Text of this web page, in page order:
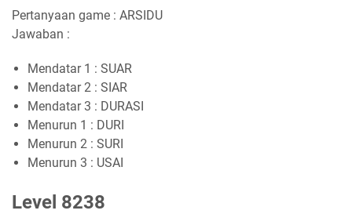
Pertanyaan game : ARSIDU
Jawaban :
Mendatar 1 : SUAR
Mendatar 2 : SIAR
Mendatar 3 : DURASI
Menurun 1 : DURI
Menurun 2 : SURI
Menurun 3 : USAI
Level 8238